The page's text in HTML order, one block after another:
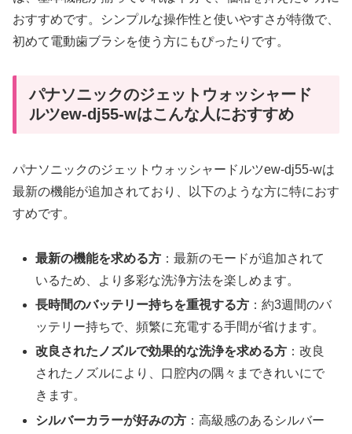
おすすめです。シンプルな操作性と使いやすさが特徴で、
初めて電動歯ブラシを使う方にもぴったりです。
パナソニックのジェットウォッシャード
ルツew-dj55-wはこんな人におすすめ
パナソニックのジェットウォッシャードルツew-dj55-wは
最新の機能が追加されており、以下のような方に特におす
すめです。
最新の機能を求める方 ：最新のモードが追加されて
いるため、より多彩な洗浄方法を楽しめます。
長時間のバッテリー持ちを重視する方 ：約3週間のバ
ッテリー持ちで、頻繁に充電する手間が省けます。
改良されたノズルで効果的な洗浄を求める方 ：改良
されたノズルにより、口腔内の隅々まできれいにで
きます。
シルバーカラーが好みの方 ：高級感のあるシルバー